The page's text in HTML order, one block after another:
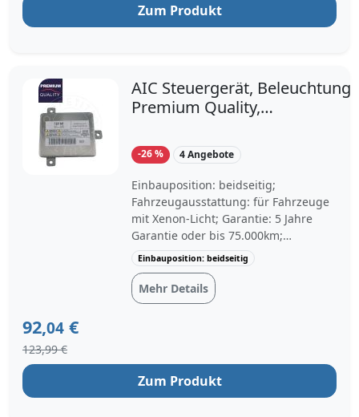
Zum Produkt
AIC Steuergerät, Beleuchtung
Premium Quality,
Vorschaltgerät,
beidseitig Xenon für
SC
-26 % 4 Angebote
Einbauposition: beidseitig;
Fahrzeugausstattung: für Fahrzeuge
mit Xenon-Licht; Garantie: 5 Jahre
Garantie oder bis 75.000km;
Fahrgestellnummer (VIN) bis:
D1999999
Einbauposition: beidseitig
Mehr Details
92,04 €
123,99 €
Zum Produkt